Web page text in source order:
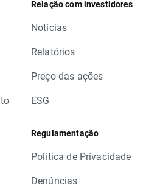
Relação com investidores
Notícias
Relatórios
Preço das ações
ESG
Regulamentação
Política de Privacidade
Denúncias